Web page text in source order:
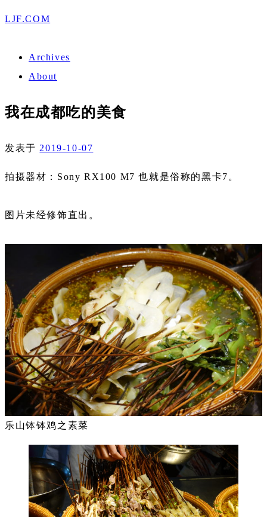
LJF.COM
Archives
About
我在成都吃的美食
发表于 2019-10-07
拍摄器材：Sony RX100 M7 也就是俗称的黑卡7。
图片未经修饰直出。
乐山钵钵鸡之素菜